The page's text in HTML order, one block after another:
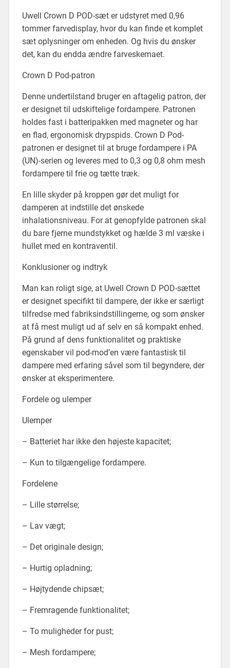
Uwell Crown D POD-sæt er udstyret med 0,96
tommer farvedisplay, hvor du kan finde et komplet
sæt oplysninger om enheden. Og hvis du ønsker
det, kan du endda ændre farveskemaet.
Crown D Pod-patron
Denne undertilstand bruger en aftagelig patron, der
er designet til udskiftelige fordampere. Patronen
holdes fast i batteripakken med magneter og har
en flad, ergonomisk drypspids. Crown D Pod-
patronen er designet til at bruge fordampere i PA
(UN)-serien og leveres med to 0,3 og 0,8 ohm mesh
fordampere til frie og tætte træk.
En lille skyder på kroppen gør det muligt for
damperen at indstille det ønskede
inhalationsniveau. For at genopfylde patronen skal
du bare fjerne mundstykket og hælde 3 ml væske i
hullet med en kontraventil.
Konklusioner og indtryk
Man kan roligt sige, at Uwell Crown D POD-sættet
er designet specifikt til dampere, der ikke er særligt
tilfredse med fabriksindstillingerne, og som ønsker
at få mest muligt ud af selv en så kompakt enhed.
På grund af dens funktionalitet og praktiske
egenskaber vil pod-mod’en være fantastisk til
dampere med erfaring såvel som til begyndere, der
ønsker at eksperimentere.
Fordele og ulemper
Ulemper
– Batteriet har ikke den højeste kapacitet;
– Kun to tilgængelige fordampere.
Fordelene
– Lille størrelse;
– Lav vægt;
– Det originale design;
– Hurtig opladning;
– Højtydende chipsæt;
– Fremragende funktionalitet;
– To muligheder for pust;
– Mesh fordampere;